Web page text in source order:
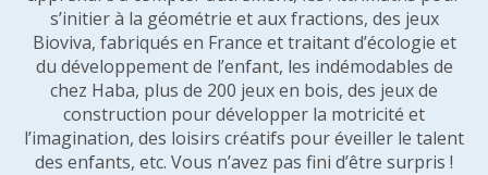
s’initier à la géométrie et aux fractions, des jeux
Bioviva, fabriqués en France et traitant d’écologie et
du développement de l’enfant, les indémodables de
chez Haba, plus de 200 jeux en bois, des jeux de
construction pour développer la motricité et
l’imagination, des loisirs créatifs pour éveiller le talent
des enfants, etc. Vous n’avez pas fini d’être surpris !